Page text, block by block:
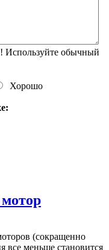
Используйте обычный
Хорошо
(сокращенно
меньше становится